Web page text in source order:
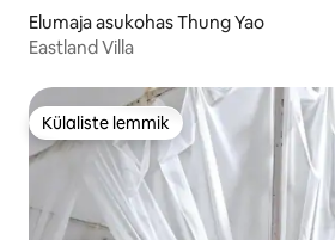
Elumaja asukohas Thung Yao
Eastland Villa
Külaliste lemmik
Külaliste lemmik